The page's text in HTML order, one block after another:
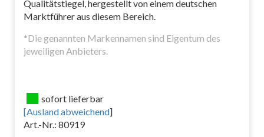
Qualitätstiegel, hergestellt von einem deutschen
Marktführer aus diesem Bereich.
*Die genannten Markennamen sind Eigentum des
jeweiligen Anbieters.
sofort lieferbar
[Ausland abweichend]
Art.-Nr.: 80919